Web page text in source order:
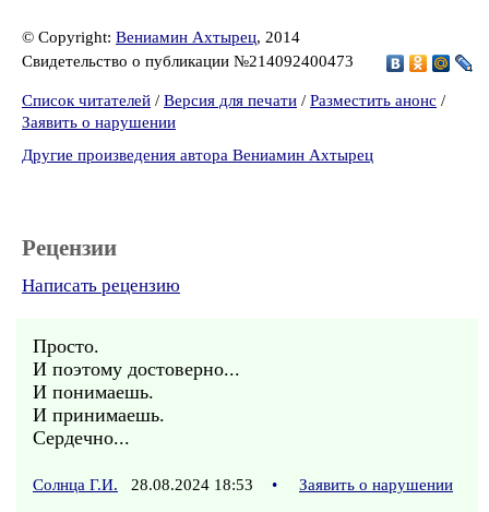
© Copyright: Вениамин Ахтырец, 2014
Свидетельство о публикации №214092400473
Список читателей / Версия для печати / Разместить анонс /
Заявить о нарушении
Другие произведения автора Вениамин Ахтырец
Рецензии
Написать рецензию
Просто.
И поэтому достоверно...
И понимаешь.
И принимаешь.
Сердечно...
Солнца Г.И. 28.08.2024 18:53 • Заявить о нарушении